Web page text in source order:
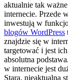
aktualnie tak
internecie. Przede
inwestują w
blogów WordPress
znajdzie się w
targetować i jest
absolutna
w internecie jest
Stara, nieaktualna